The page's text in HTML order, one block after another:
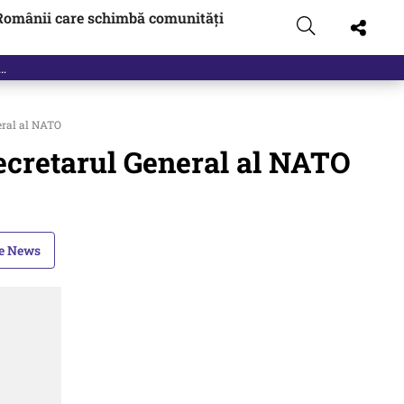
care schimbă comunități
al NATO
General al NATO
News